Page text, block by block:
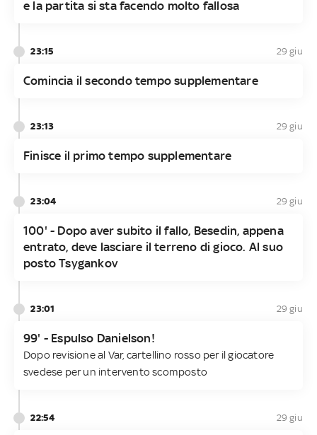
e la partita si sta facendo molto fallosa
23:15 29 giu
Comincia il secondo tempo supplementare
23:13 29 giu
Finisce il primo tempo supplementare
23:04 29 giu
100' - Dopo aver subito il fallo, Besedin, appena
entrato, deve lasciare il terreno di gioco. Al suo
posto Tsygankov
23:01 29 giu
99' - Espulso Danielson!
Dopo revisione al Var, cartellino rosso per il giocatore
svedese per un intervento scomposto
22:54 29 giu